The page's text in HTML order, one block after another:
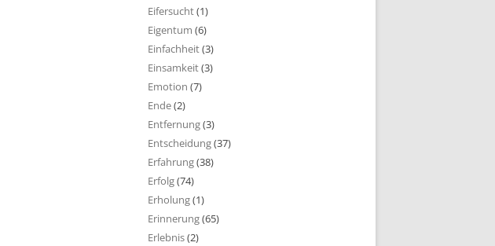
Eifersucht(1)
Eigentum (6)
Einfachheit(3)
Einsamkeit(3)
Emotion (7)
Ende(2)
Entfernung(3)
Entscheidung(37)
Erfahrung(38)
Erfolg(74)
Erholung(1)
Erinnerung(65)
Erlebnis(2)